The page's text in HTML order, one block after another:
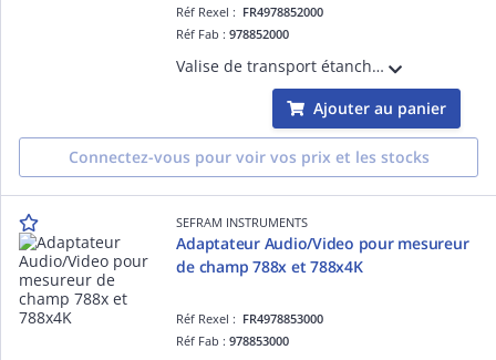
Réf Rexel : FR4978852000
Réf Fab :978852000
Valise de transport étanche avec mousse pour les mesureurs de champ de la série 788x et 788x4K
Ajouter au panier
Connectez-vous pour voir vos prix et les stocks
SEFRAM INSTRUMENTS
Adaptateur Audio/Video pour mesureur
de champ 788x et 788x4K
Réf Rexel : FR4978853000
Réf Fab :978853000